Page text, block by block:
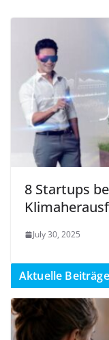
8 Startups
July 30, 2025
Aktuelle Beiträge